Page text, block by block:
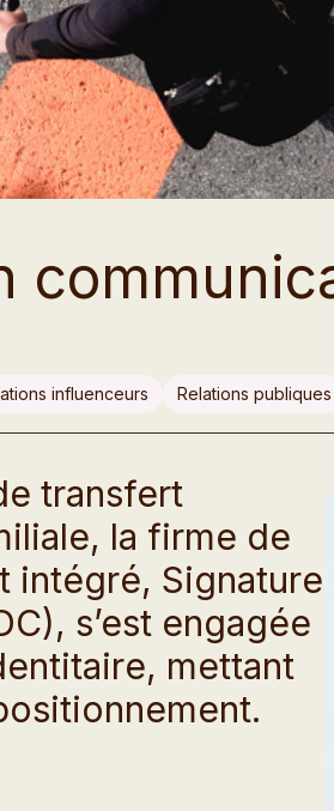
influenceurs Relations publiques
transfert
la firme de
intégré, Signature
s’est engagée
mettant